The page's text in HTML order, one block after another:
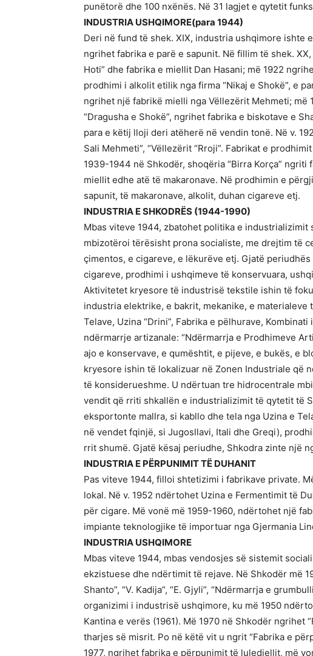
punëtorë dhe 100 nxënës. Në 31 lagjet e qytetit
INDUSTRIA USHQIMORE(para 1944)
Deri në fund të shek. XIX, industria ushqimore ishte
ngrihet fabrika e parë e sapunit. Në fillim të shek.
Hoti” dhe fabrika e miellit Dan Hasani; më 1922
prodhimi i alkolit etilik nga firma “Nikaj e Shokë”, e
ngrihet një fabrikë mielli nga Vëllezërit Mehmeti;
“Dragusha e Shokë”, ngrihet fabrika e biskotave e
para e këtij lloji deri atëherë në vendin tonë. Në v.
Sali Mehmeti”, “Vëllezërit “Rroji”. Fabrikat e
1939-1944 në Shkodër, shoqëria “Birra Korça”
miellit edhe atë të makaronave. Në prodhimin e
sapunit, të makaronave, alkolit, duhan cigareve etj.
INDUSTRIA E SHKODRËS (1944-1990)
Mbas viteve 1944, zbatohet politika e
mbizotëroi tërësisht prona socialiste, me drejtim të
çimentos, e cigareve, e lëkurëve etj. Gjatë
cigareve, prodhimi i ushqimeve të konservuara,
Aktivitetet kryesore të industrisë tekstile ishin të
industria elektrike, e bakrit, mekanike, e
Telave, Uzina “Drini”, Fabrika e pëlhurave,
ndërmarrje artizanale: “Ndërmarrja e Prodhimeve
ajo e konservave, e qumështit, e pijeve, e bukës, e
kryesore ishin të lokalizuar në Zonen Industriale
të konsiderueshme. U ndërtuan tre hidrocentrale
vendit që rriti shkallën e industrializimit të qytetit të
eksportonte mallra, si kabllo dhe tela nga Uzina e
në vendet fqinjë, si Jugosllavi, Itali dhe Greqi),
rrit shumë. Gjatë kësaj periudhe, Shkodra zinte një
INDUSTRIA E PËRPUNIMIT TË DUHANIT
Pas viteve 1944, filloi shtetizimi i fabrikave private.
lokal. Në v. 1952 ndërtohet Uzina e Fermentimit të
për cigare. Më vonë më 1959-1960, ndërtohet një
impiante teknologjike të importuar nga Gjermania
INDUSTRIA USHQIMORE
Mbas viteve 1944, mbas vendosjes së sistemit
ekzistuese dhe ndërtimit të rejave. Në Shkodër më
Shanto”, “V. Kadija”, “E. Gjyli”, “Ndërmarrja e
organizimi i industrisë ushqimore, ku më 1950
Kantina e verës (1961). Më 1970 në Shkodër
tharjes së misrit. Po në këtë vit u ngrit “Fabrika e
1977, ngrihet fabrika e përpunimit të lulediellit, më